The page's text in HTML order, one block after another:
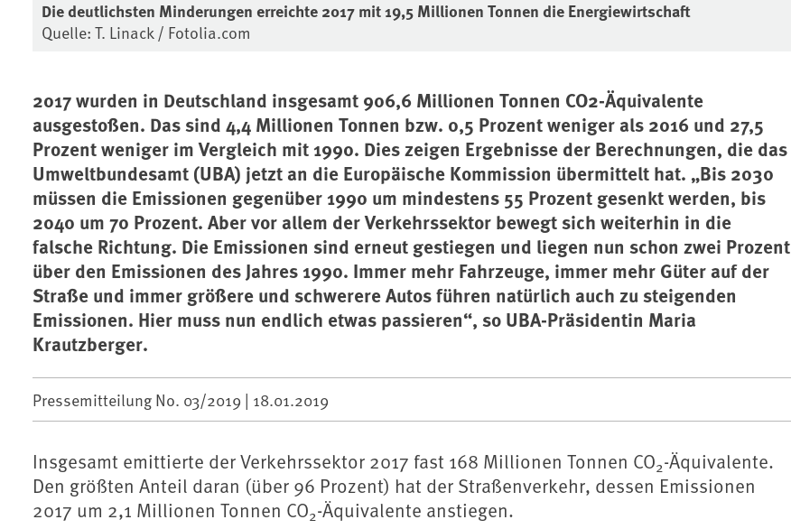
Die deutlichsten Minderungen erreichte 2017 mit 19,5 Millionen Tonnen die Energiewirtschaft
Quelle: T. Linack / Fotolia.com
2017 wurden in Deutschland insgesamt 906,6 Millionen Tonnen CO2-Äquivalente
ausgestoßen. Das sind 4,4 Millionen Tonnen bzw. 0,5 Prozent weniger als 2016 und 27,5
Prozent weniger im Vergleich mit 1990. Dies zeigen Ergebnisse der Berechnungen, die das
Umweltbundesamt (UBA) jetzt an die Europäische Kommission übermittelt hat. „Bis 2030
müssen die Emissionen gegenüber 1990 um mindestens 55 Prozent gesenkt werden, bis
2040 um 70 Prozent. Aber vor allem der Verkehrssektor bewegt sich weiterhin in die
falsche Richtung. Die Emissionen sind erneut gestiegen und liegen nun schon zwei Prozent
über den Emissionen des Jahres 1990. Immer mehr Fahrzeuge, immer mehr Güter auf der
Straße und immer größere und schwerere Autos führen natürlich auch zu steigenden
Emissionen. Hier muss nun endlich etwas passieren“, so UBA-Präsidentin Maria
Krautzberger.
Pressemitteilung No. 03/2019 | 18.01.2019
Insgesamt emittierte der Verkehrssektor 2017 fast 168 Millionen Tonnen CO2-Äquivalente.
Den größten Anteil daran (über 96 Prozent) hat der Straßenverkehr, dessen Emissionen
2017 um 2,1 Millionen Tonnen CO2-Äquivalente anstiegen.